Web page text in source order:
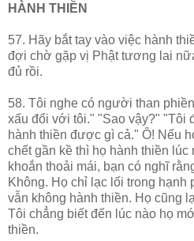
HÀNH THIỀN
57. Hãy bắt tay vào việc hành
đợi chờ gặp vị Phật tương lai
đủ rồi.
58. Tôi nghe có người than
xấu đối với tôi." "Sao vậy?" "Tôi
hành thiền được gì cả." Ô! Nếu
chết gần kề thì họ hành thiền lúc
khoắn thoải mái, bạn có nghĩ
Không. Họ chỉ lạc lối trong hạnh
vẫn không hành thiền. Họ cũng
Tôi chẳng biết đến lúc nào họ
thiền.